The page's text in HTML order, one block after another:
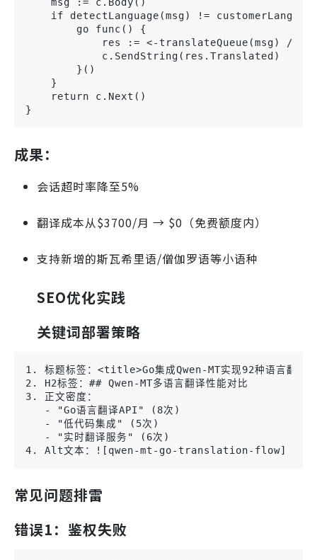
    if detectLanguage(msg) != customerLang {
        go func() {
res := <-translateQueue(msg) // 异
            c.SendString(res.Translated)
        }()
    }
    return c.Next()
}
成果：
会话超时率降至5%
翻译成本从$3700/月 → $0（免费额度内）
支持新增的斯瓦希里语/僧伽罗语等小语种
SEO优化实践
关键词部署策略
1. 标题标签：<title>Go集成Qwen-MT实现92种语言
2. H2标签：## Qwen-MT多语言翻译性能对比
3. 正文密度：
   - "Go语言翻译API" (8次)
   - "低代码集成" (5次)
   - "实时翻译服务" (6次)
4. Alt文本：![qwen-mt-go-translation-flow]
常见问题排雷
错误1：鉴权失败